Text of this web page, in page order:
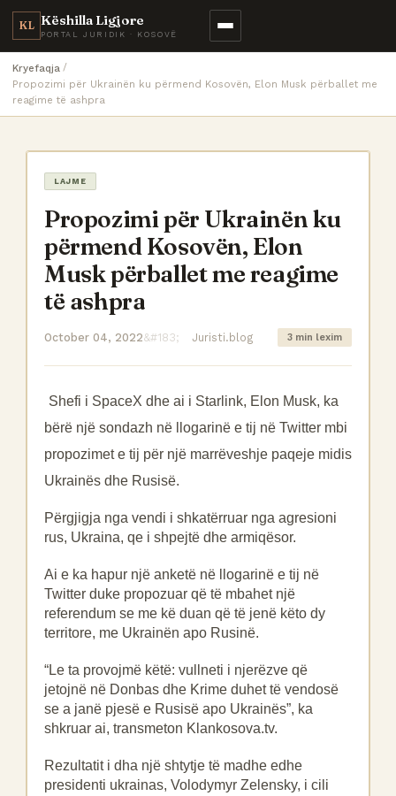
KL Këshilla Ligjore
PORTAL JURIDIK · KOSOVË
Kryefaqja
Propozimi për Ukrainën ku përmend Kosovën, Elon Musk përballet me
reagime të ashpra
LAJME
Propozimi për Ukrainën ku
përmend Kosovën, Elon
Musk përballet me reagime
të ashpra
October 04, 2022 Juristi.blog 3 min lexim
Shefi i SpaceX dhe ai i Starlink, Elon Musk, ka
bërë një sondazh në llogarinë e tij në Twitter mbi
propozimet e tij për një marrëveshje paqeje midis
Ukrainës dhe Rusisë.
Përgjigja nga vendi i shkatërruar nga agresioni
rus, Ukraina, qe i shpejtë dhe armiqësor.
Ai e ka hapur një anketë në llogarinë e tij në
Twitter duke propozuar që të mbahet një
referendum se me kë duan që të jenë këto dy
territore, me Ukrainën apo Rusinë.
“Le ta provojmë këtë: vullneti i njerëzve që
jetojnë në Donbas dhe Krime duhet të vendosë
se a janë pjesë e Rusisë apo Ukrainës”, ka
shkruar ai, transmeton Klankosova.tv.
Rezultatit i dha një shtytje të madhe edhe
presidenti ukrainas, Volodymyr Zelensky, i cili